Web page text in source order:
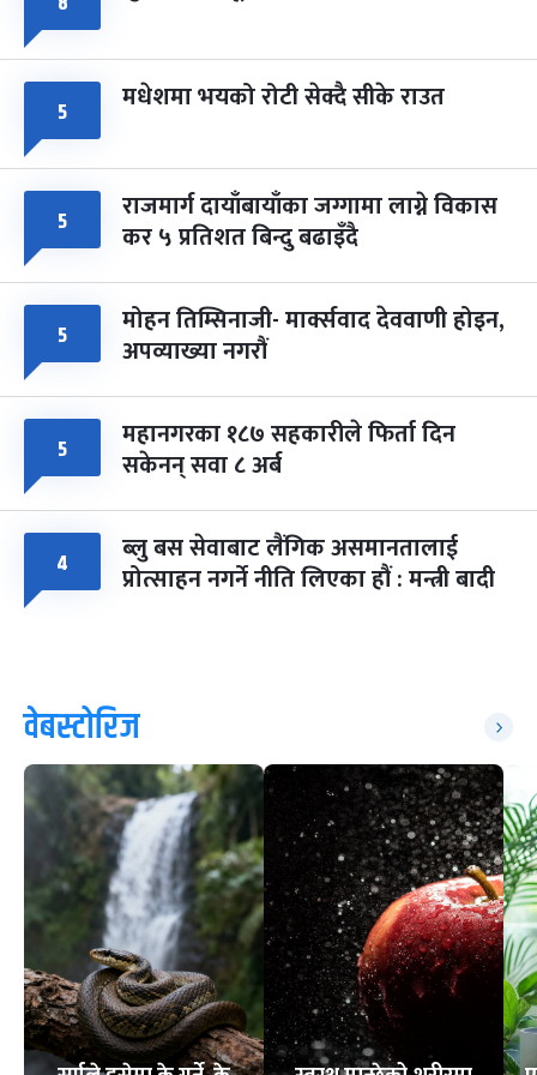
५ मधेशमा भयको रोटी सेक्दै सीके राउत
५ राजमार्ग दायाँबायाँका जग्गामा लाग्ने विकास
कर ५ प्रतिशत बिन्दु बढाइँदै
५ मोहन तिम्सिनाजी- मार्क्सवाद देववाणी होइन,
अपव्याख्या नगरौं
५ महानगरका १८७ सहकारीले फिर्ता दिन
सकेनन् सवा ८ अर्ब
४ ब्लु बस सेवाबाट लैंगिक असमानतालाई
प्रोत्साहन नगर्ने नीति लिएका हौं : मन्त्री बादी
वेबस्टोरिज